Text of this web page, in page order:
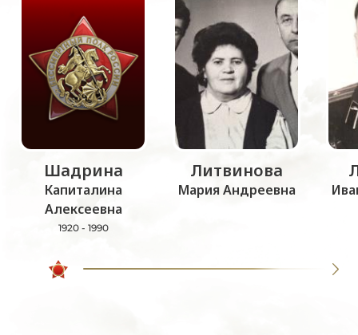
Шадрина
Капиталина
Алексеевна
1920 - 1990
Литвинова
Мария Андреевна